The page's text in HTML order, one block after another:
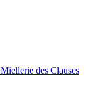
Miellerie des Clauses